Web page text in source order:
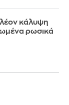
κάλυψη
ρωσικά